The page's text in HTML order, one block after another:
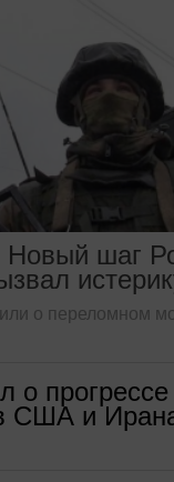
шаг
о переломном
о прогрессе
США и